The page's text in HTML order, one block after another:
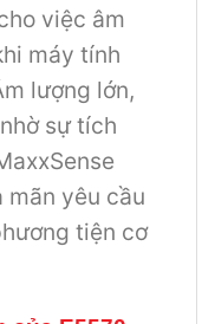
việc âm
máy tính
lượng lớn,
sự tích
mãn yêu cầu
tiện cơ